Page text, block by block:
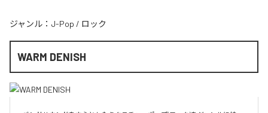
ジャンル： J-Pop / ロック
WARM DENISH